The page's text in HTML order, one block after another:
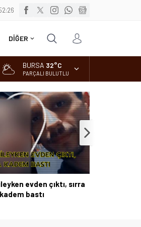
DİĞER
BURSA 32°C
PARÇALI BULUTLU
evden çıktı, sırra
kadem bastı